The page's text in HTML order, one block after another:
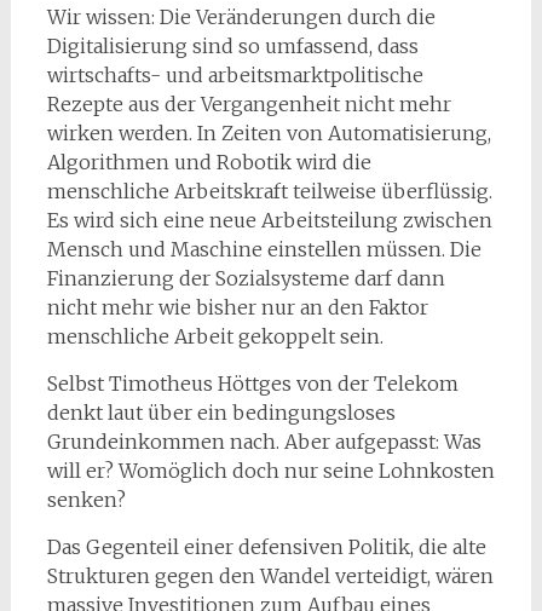
Wir wissen: Die Veränderungen durch die
Digitalisierung sind so umfassend, dass
wirtschafts- und arbeitsmarktpolitische
Rezepte aus der Vergangenheit nicht mehr
wirken werden. In Zeiten von Automatisierung,
Algorithmen und Robotik wird die
menschliche Arbeitskraft teilweise überflüssig.
Es wird sich eine neue Arbeitsteilung zwischen
Mensch und Maschine einstellen müssen. Die
Finanzierung der Sozialsysteme darf dann
nicht mehr wie bisher nur an den Faktor
menschliche Arbeit gekoppelt sein.
Selbst Timotheus Höttges von der Telekom
denkt laut über ein bedingungsloses
Grundeinkommen nach. Aber aufgepasst: Was
will er? Womöglich doch nur seine Lohnkosten
senken?
Das Gegenteil einer defensiven Politik, die alte
Strukturen gegen den Wandel verteidigt, wären
massive Investitionen zum Aufbau eines